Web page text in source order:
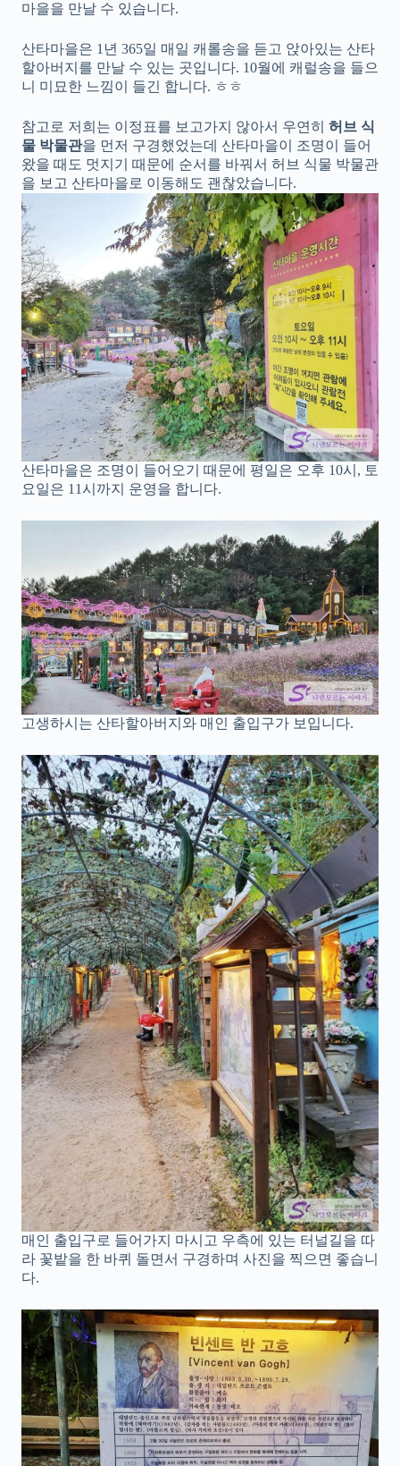
마을을 만날 수 있습니다.
산타마을은 1년 365일 매일 캐롤송을 듣고 앉아있는 산타
할아버지를 만날 수 있는 곳입니다. 10월에 캐럴송을 들으
니 미묘한 느낌이 들긴 합니다. ㅎㅎ
참고로 저희는 이정표를 보고가지 않아서 우연히 허브 식
물 박물관을 먼저 구경했었는데 산타마을이 조명이 들어
왔을 때도 멋지기 때문에 순서를 바꿔서 허브 식물 박물관
을 보고 산타마을로 이동해도 괜찮았습니다.
산타마을은 조명이 들어오기 때문에 평일은 오후 10시, 토
요일은 11시까지 운영을 합니다.
고생하시는 산타할아버지와 매인 출입구가 보입니다.
매인 출입구로 들어가지 마시고 우측에 있는 터널길을 따
라 꽃밭을 한 바퀴 돌면서 구경하며 사진을 찍으면 좋습니
다.